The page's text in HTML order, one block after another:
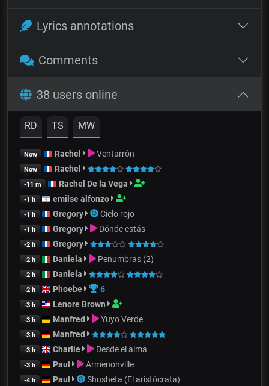
Lyrics annotations
Comments
38 users online
RD TS MW
Now Rachel Ventarrón
Now Rachel
-11 m Rachel De la Vega
-1 h emilse alfonzo
-1 h Gregory Cielo rojo
-1 h Gregory Dónde estás
-2 h Gregory
-2 h Daniela Penumbras (2)
-2 h Daniela
-2 h Phoebe 6
-3 h Lenore Brown
-3 h Manfred Yuyo Verde
-3 h Manfred
-3 h Charlie Desde el alma
-3 h Paul Armenonville
-4 h Paul Shusheta (El aristócrata)